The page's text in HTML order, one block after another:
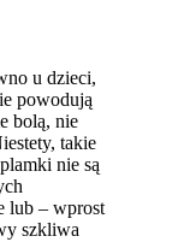
u dzieci,
powodują
bolą, nie
takie
nie są
lub – wprost
szkliwa